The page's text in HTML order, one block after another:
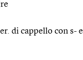
re
di cappello con s- e